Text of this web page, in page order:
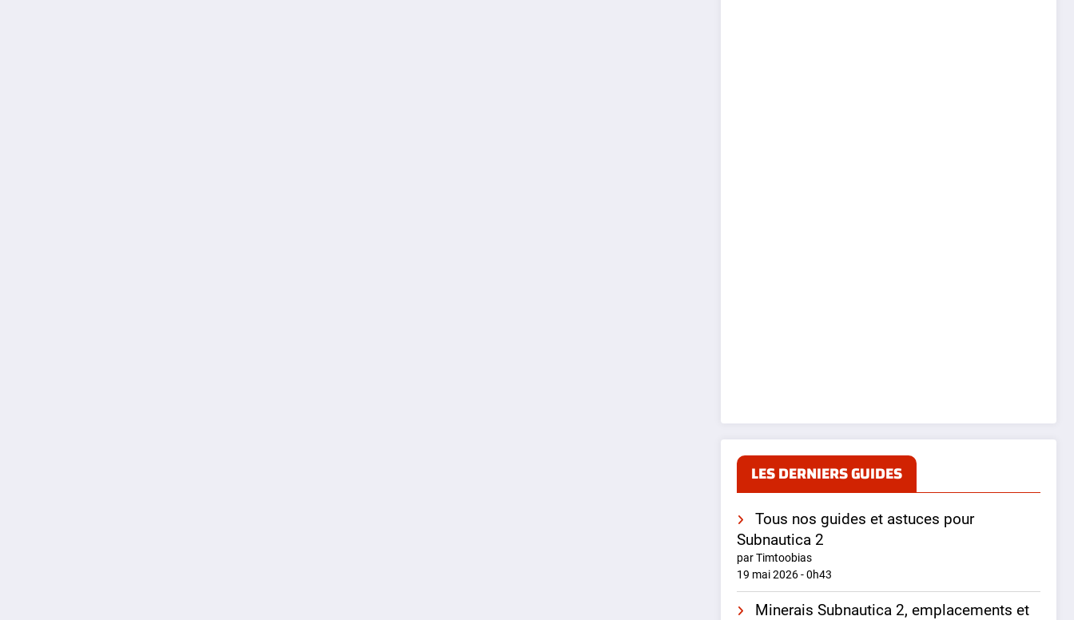
LES DERNIERS GUIDES
Tous nos guides et astuces pour
Subnautica 2
par Timtoobias
19 mai 2026 - 0h43
Minerais Subnautica 2, emplacements et